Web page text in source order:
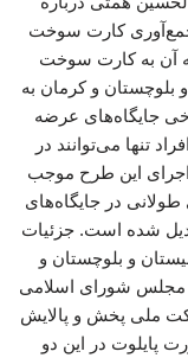
جمع‌آوری کارت سوخت
آن به کارت سوخت
و کرمان به
جایگاه‌های عرضه
تنها می‌توانند در
این طرح موجب
در جایگاه‌های
شده است. جزئیات
و بلوچستان و
مجلس شورای اسلامی
ملی پخش و پالایش
پایلوت در این دو